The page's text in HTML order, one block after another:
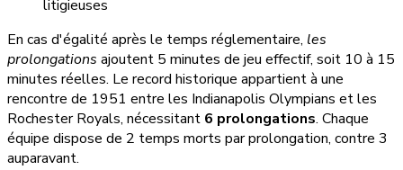
litigieuses
En cas d'égalité après le temps réglementaire, les
prolongations ajoutent 5 minutes de jeu effectif, soit 10 à 15
minutes réelles. Le record historique appartient à une
rencontre de 1951 entre les Indianapolis Olympians et les
Rochester Royals, nécessitant 6 prolongations. Chaque
équipe dispose de 2 temps morts par prolongation, contre 3
auparavant.